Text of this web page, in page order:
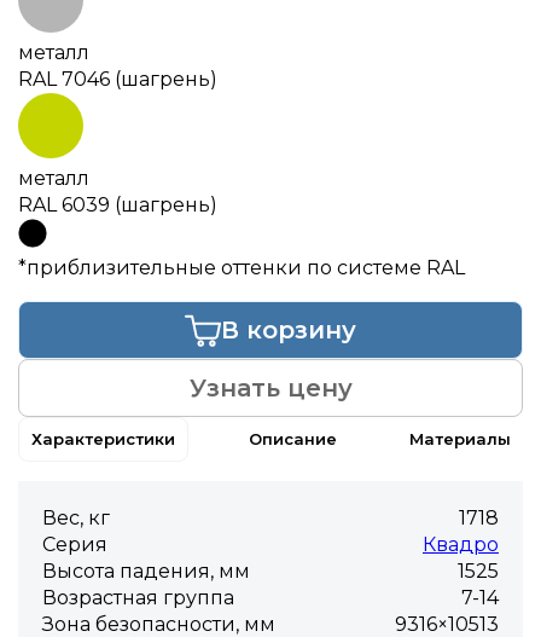
Характеристики Описание Материалы
Вес, кг
1718
Серия
Квадро
Высота падения, мм
1525
Возрастная группа
7-14
Зона безопасности, мм
9316×10513
металл
RAL 7046 (шагрень)
металл
RAL 6039 (шагрень)
*приблизительные оттенки по системе RAL
Узнать цену
В корзину